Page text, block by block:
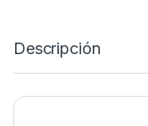
Descripción